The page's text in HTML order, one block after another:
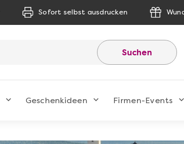
Sofort selbst ausdrucken
Suchen
Geschenkideen Firmen-Events